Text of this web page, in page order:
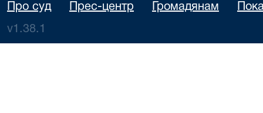
Про суд Прес-центр Громадянам
v1.38.1